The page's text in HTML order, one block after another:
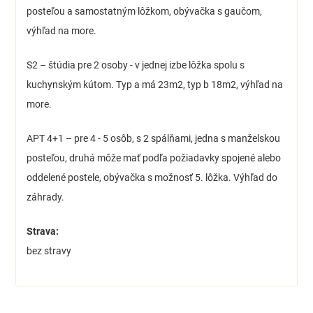
posteľou a samostatným lôžkom, obývačka s gaučom,
výhľad na more.
S2 – štúdia pre 2 osoby - v jednej izbe lôžka spolu s
kuchynským kútom. Typ a má 23m2, typ b 18m2, výhľad na
more.
APT 4+1 – pre 4 - 5 osôb, s 2 spálňami, jedna s manželskou
posteľou, druhá môže mať podľa požiadavky spojené alebo
oddelené postele, obývačka s možnosť 5. lôžka. Výhľad do
záhrady.
Strava:
bez stravy